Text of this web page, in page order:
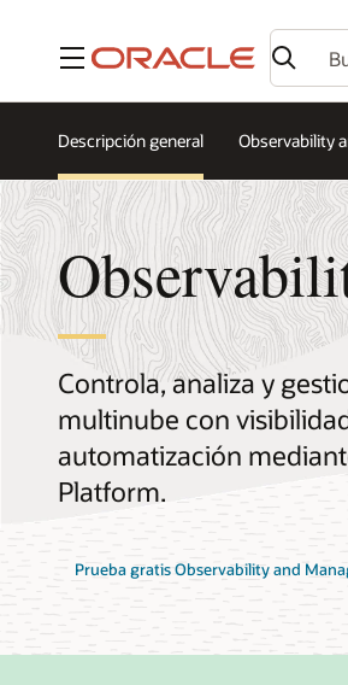
Menú
Descripción general Observability
Controla, analiza y
multinube con
automatización
Platform.
Prueba gratis Observability and